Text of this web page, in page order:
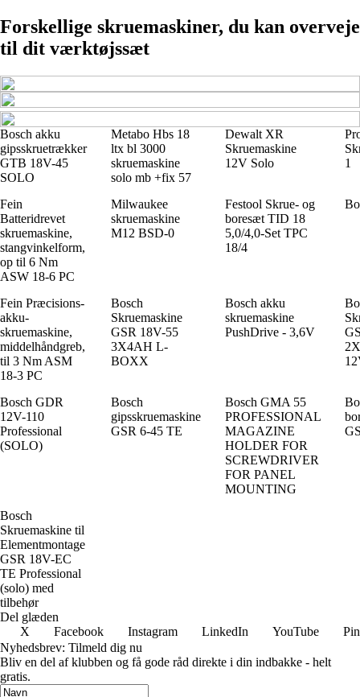
Forskellige skruemaskiner, du kan overveje
til dit værktøjssæt
Bosch akku
gipsskruetrækker
GTB 18V-45
SOLO
Metabo Hbs 18
ltx bl 3000
skruemaskine
solo mb +fix 57
Dewalt XR
Skruemaskine
12V Solo
1
Fein
Batteridrevet
skruemaskine,
stangvinkelform,
op til 6 Nm
ASW 18-6 PC
Milwaukee
skruemaskine
M12 BSD-0
Festool Skrue- og
boresæt TID 18
5,0/4,0-Set TPC
18/4
Fein Præcisions-
akku-
skruemaskine,
middelhåndgreb,
til 3 Nm ASM
18-3 PC
Bosch
Skruemaskine
GSR 18V-55
3X4AH L-
BOXX
Bosch akku
skruemaskine
PushDrive - 3,6V
Bosch GDR
12V-110
Professional
(SOLO)
Bosch
gipsskruemaskine
GSR 6-45 TE
Bosch GMA 55
PROFESSIONAL
MAGAZINE
HOLDER FOR
SCREWDRIVER
FOR PANEL
MOUNTING
Bosch
Skruemaskine til
Elementmontage
GSR 18V-EC
TE Professional
(solo) med
tilbehør
Del glæden
X
Facebook Instagram LinkedIn YouTube
Nyhedsbrev: Tilmeld dig nu
Bliv en del af klubben og få gode råd direkte i din indbakke - helt
gratis.